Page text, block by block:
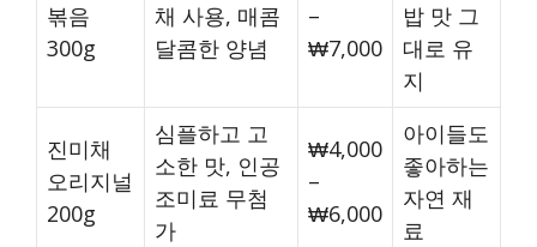
볶음
300g
채 사용, 매콤
달콤한 양념
–
₩7,000
밥 맛 그
대로 유
지
진미채
오리지널
200g
심플하고 고
소한 맛, 인공
조미료 무첨
가
₩4,000
–
₩6,000
아이들도
좋아하는
자연 재
료